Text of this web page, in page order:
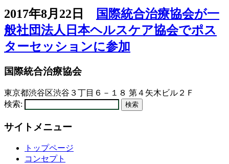
2017年8月22日
国際統合治療協会が一
般社団法人日本ヘルスケア協会でポス
ターセッションに参加
国際統合治療協会
東京都渋谷区渋谷３丁目６－１８ 第４矢木ビル２Ｆ
検索:
サイトメニュー
トップページ
コンセプト